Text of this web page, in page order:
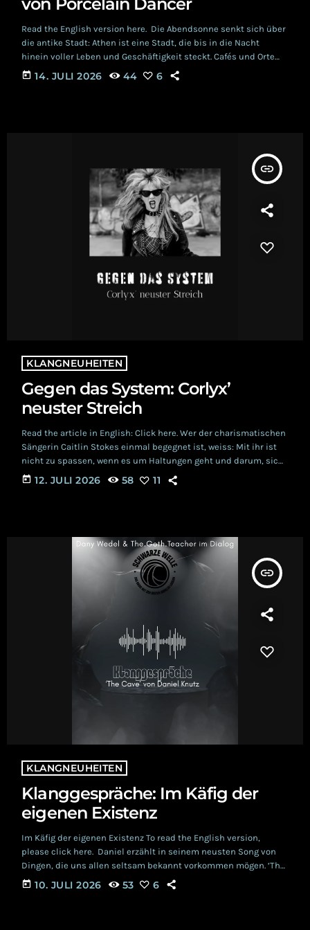
Read the English version here. Die Abendsonne senkt sich über
die antike Stadt: Athen ist eine Stadt, die bis in die Nacht
hinein voller Leben und Geschäftigkeit steckt. Cafés und Orte
wie das Quartier Ψυρρή (Psyri) sind voller Menschen, die
miteinander sprechen, sich austauschen, lachen, Pläne
today 14. JULI 2026 44 6
insert_link
KLANGNEUHEITEN
Gegen das System: Corlyx’
neuster Streich
Read the article in English: Click here. Wer der charismatischen
Sängerin Caitlin Stokes einmal begegnet ist, weiss: Mit ihr ist
nicht zu spassen, wenn es um Haltungen geht und darum, sich
für eine gute Sache einzusetzen. Die Corlyx-Familie hat denn
beispielsweise auch kurzerhand eine junge Katze adoptiert, die
today 12. JULI 2026 58 11
insert_link
KLANGNEUHEITEN
Klanggespräche: Im Käfig der
eigenen Existenz
Im Käfig der eigenen Existenz To read the English version,
please click here. Daniel erzählt in seinem neusten Song von
Dingen, die uns allen seltsam bekannt vorkommen mögen. ‘The
Cave’ versetzt das lyrische Ich ins Dunkel einer Höhle: «I am
sitting in the dark / Staring at nothing.» Der neue Song macht
today 10. JULI 2026 53 6